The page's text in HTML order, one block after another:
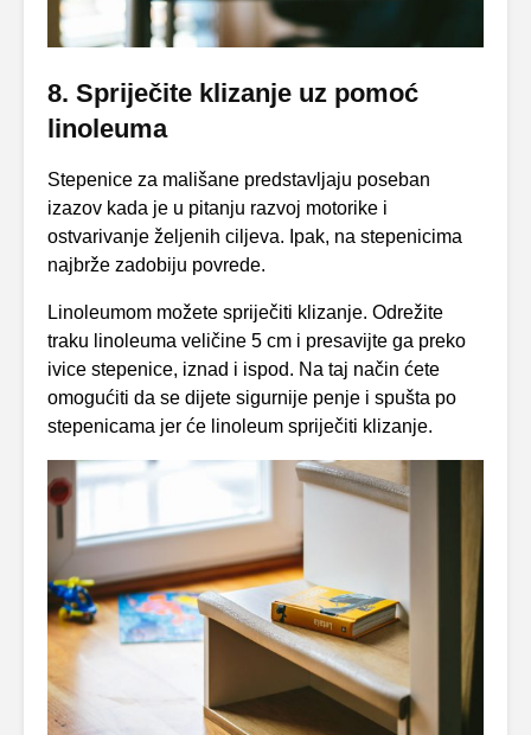
8. Spriječite klizanje uz pomoć
linoleuma
Stepenice za mališane predstavljaju poseban
izazov kada je u pitanju razvoj motorike i
ostvarivanje željenih ciljeva. Ipak, na stepenicima
najbrže zadobiju povrede.
Linoleumom možete spriječiti klizanje. Odrežite
traku linoleuma veličine 5 cm i presavijte ga preko
ivice stepenice, iznad i ispod. Na taj način ćete
omogućiti da se dijete sigurnije penje i spušta po
stepenicama jer će linoleum spriječiti klizanje.